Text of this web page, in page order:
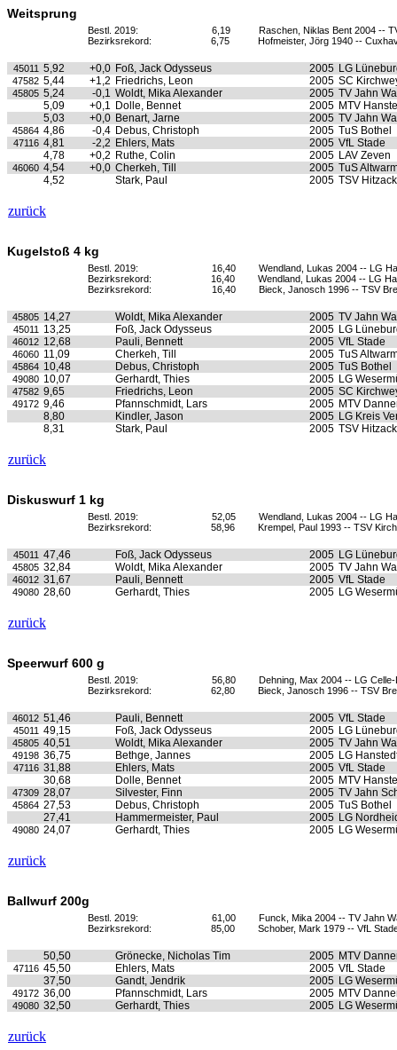
Weitsprung
Bestl. 2019: 6,19
Raschen, Niklas Bent 2004 --
Bezirksrekord:
6,75 Hofmeister, Jörg 1940 --
45011 5,92 +0,0 Foß, Jack Odysseus 2005 LG
47582 5,44 +1,2 Friedrichs, Leon 2005 SC
45805 5,24 -0,1 Woldt, Mika Alexander 2005 TV Jahn
5,09
+0,1 Dolle, Bennet 2005 MTV
5,03
+0,0 Benart, Jarne 2005 TV Jahn
45864 4,86 -0,4 Debus, Christoph 2005 TuS Bothel
47116 4,81 -2,2 Ehlers, Mats 2005 VfL Stade
4,78
+0,2 Ruthe, Colin 2005 LAV Zeven
46060 4,54 +0,0 Cherkeh, Till 2005 TuS
4,52
Stark, Paul 2005 TSV
zurück
Kugelstoß 4 kg
Bestl. 2019: 16,40
Wendland, Lukas 2004 -- LG
Bezirksrekord:
16,40
Wendland, Lukas 2004 -- LG
Bezirksrekord:
16,40 Bieck, Janosch 1996 -- TSV
45805 14,27 Woldt, Mika Alexander 2005 TV Jahn
45011 13,25 Foß, Jack Odysseus 2005 LG
46012 12,68 Pauli, Bennett 2005 VfL Stade
46060 11,09 Cherkeh, Till 2005 TuS
45864 10,48 Debus, Christoph 2005 TuS Bothel
49080 10,07 Gerhardt, Thies 2005 LG
47582 9,65 Friedrichs, Leon 2005 SC
49172 9,46 Pfannschmidt, Lars 2005 MTV
8,80
Kindler, Jason 2005 LG Kreis
8,31
Stark, Paul 2005 TSV
zurück
Diskuswurf 1 kg
Bestl. 2019: 52,05
Wendland, Lukas 2004 -- LG
Bezirksrekord:
58,96 Krempel, Paul 1993 -- TSV
45011 47,46 Foß, Jack Odysseus 2005 LG
45805 32,84 Woldt, Mika Alexander 2005 TV Jahn
46012 31,67 Pauli, Bennett 2005 VfL Stade
49080 28,60 Gerhardt, Thies 2005 LG
zurück
Speerwurf 600 g
Bestl. 2019: 56,80
Dehning, Max 2004 -- LG Celle-
Bezirksrekord:
62,80 Bieck, Janosch 1996 -- TSV
46012 51,46 Pauli, Bennett 2005 VfL Stade
45011 49,15 Foß, Jack Odysseus 2005 LG
45805 40,51 Woldt, Mika Alexander 2005 TV Jahn
49198 36,75 Bethge, Jannes 2005 LG
47116 31,88 Ehlers, Mats 2005 VfL Stade
30,68
Dolle, Bennet 2005 MTV
47309 28,07 Silvester, Finn 2005 TV Jahn
45864 27,53 Debus, Christoph 2005 TuS Bothel
27,41
Hammermeister, Paul 2005 LG
49080 24,07 Gerhardt, Thies 2005 LG
zurück
Ballwurf 200g
Bestl. 2019: 61,00
Funck, Mika 2004 -- TV Jahn
Bezirksrekord:
85,00 Schober, Mark 1979 -- VfL
50,50 Grönecke, Nicholas Tim 2005 MTV
47116 45,50 Ehlers, Mats 2005 VfL Stade
37,50
Gandt, Jendrik 2005 LG
49172 36,00 Pfannschmidt, Lars 2005 MTV
49080 32,50 Gerhardt, Thies 2005 LG
zurück